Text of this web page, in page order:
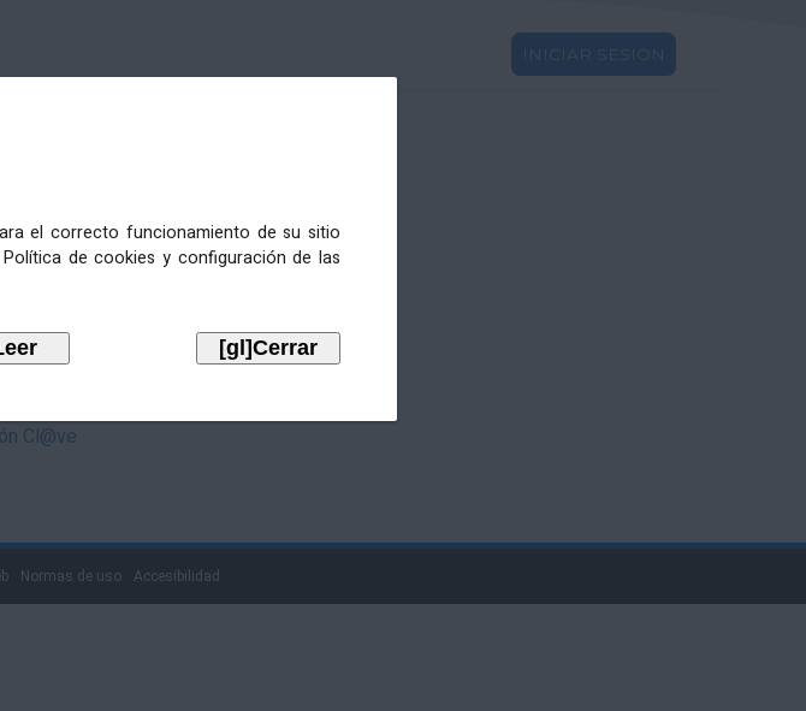
el correcto funcionamiento de su sitio
de cookies y configuración de las
INICIAR SESIÓN
Cl@ve
Normas de uso Accesibilidad